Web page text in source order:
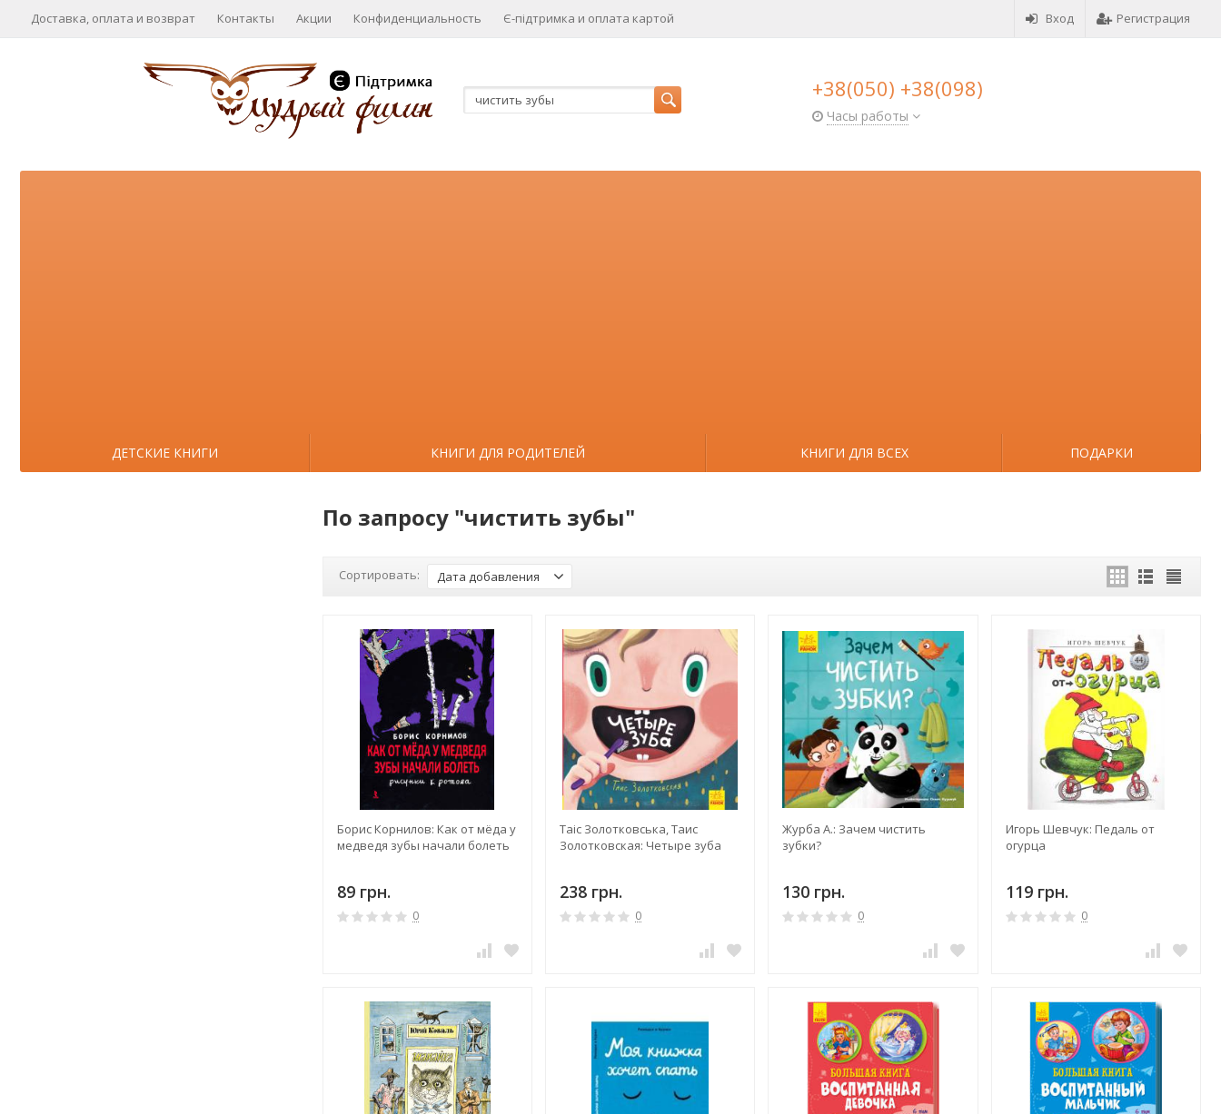
Вход Регистрация
Доставка, оплата и возврат Контакты Акции Конфиденциальность Є-підтримка и оплата картой
+38(050) +38(098)
Часы работы
ДЕТСКИЕ КНИГИ КНИГИ ДЛЯ РОДИТЕЛЕЙ КНИГИ ДЛЯ ВСЕХ ПОДАРКИ
По запросу "чистить зубы"
Сортировать: Дата добавления
Борис Корнилов: Как от мёда у
медведя зубы начали болеть
89 грн.
0
Таіс Золотковська, Таис
Золотковская: Четыре зуба
238 грн.
0
Журба А.: Зачем чистить
зубки?
130 грн.
0
Игорь Шевчук: Педаль от
огурца
119 грн.
0